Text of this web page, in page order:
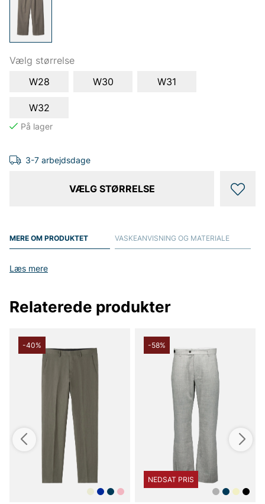
Vælg størrelse
W28
W30 W31
W32
3-7 arbejdsdage
VÆLG STØRRELSE
MERE OM PRODUKTET
Læs mere
VASKEANVISNING OG MATERIALE
Relaterede produkter
-40% -58%
NEDSAT PRIS